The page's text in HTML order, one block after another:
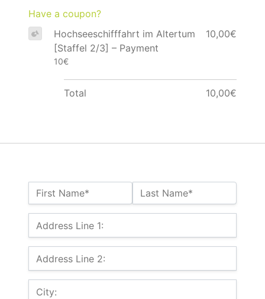
Name:*
First Name* Last Name*
Billing Address
Address Line 1:
Address Line 2:
City:
Have a coupon?
Hochseeschifffahrt im Altertum
[Staffel 2/3] – Payment
10€
10,00€
Total 10,00€